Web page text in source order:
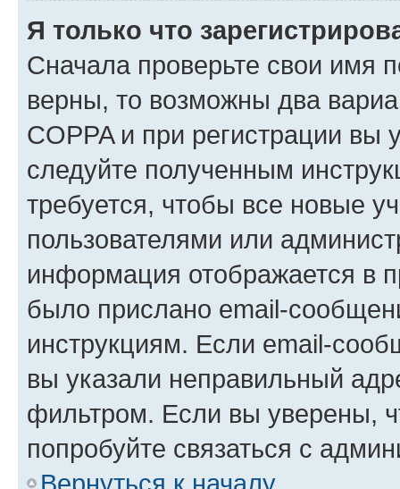
Я только что
Сначала проверьте свои имя
верны, то возможны два
COPPA и при регистрации вы
следуйте полученным
требуется, чтобы все новые
пользователями или
информация отображается в
было прислано email-
инструкциям. Если email-
вы указали неправильный
фильтром. Если вы уверены,
попробуйте связаться с
Вернуться к началу